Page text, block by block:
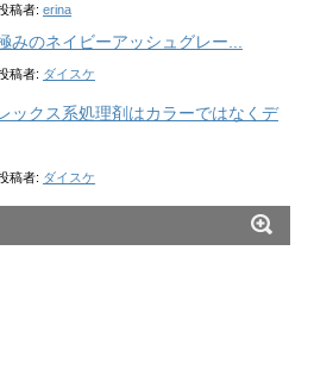
稿者: erina
みのネイビーアッシュグレー...
稿者: ダイスケ
ックス系処理剤はカラーではなくデ
稿者: ダイスケ